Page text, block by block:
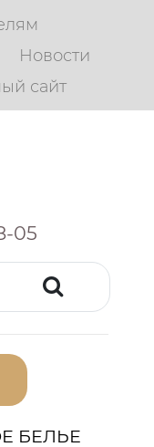
Новости
сайт
05
БЕЛЬЕ